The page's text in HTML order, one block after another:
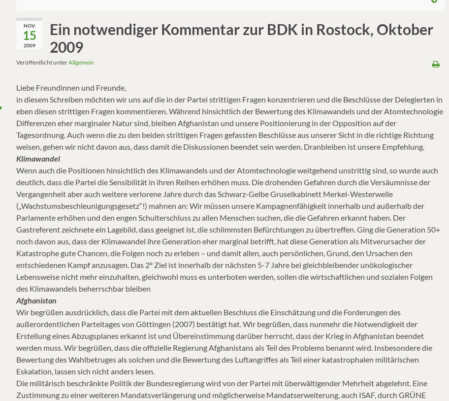
NOV.
15
2009
Ein notwendiger Kommentar zur BDK in Rostock, Oktober
2009
Veröffentlicht unterAllgemein
Liebe Freundinnen und Freunde,
in diesem Schreiben möchten wir uns auf die in der Partei strittigen Fragen konzentrieren und die Beschlüsse der Delegierten in
eben diesen strittigen Fragen kommentieren. Während hinsichtlich der Bewertung des Klimawandels und der Atomtechnologie
Differenzen eher marginaler Natur sind, bleiben Afghanistan und unsere Positionierung in der Opposition auf der
Tagesordnung. Auch wenn die zu den beiden strittigen Fragen gefassten Beschlüsse aus unserer Sicht in die richtige Richtung
weisen, gehen wir nicht davon aus, dass damit die Diskussionen beendet sein werden. Dranbleiben ist unsere Empfehlung.
Klimawandel
Wenn auch die Positionen hinsichtlich des Klimawandels und der Atomtechnologie weitgehend unstrittig sind, so wurde auch
deutlich, dass die Partei die Sensibilität in ihren Reihen erhöhen muss. Die drohenden Gefahren durch die Versäumnisse der
Vergangenheit aber auch weitere verlorene Jahre durch das Schwarz-Gelbe Gruselkabinett Merkel-Westerwelle
(„Wachstumsbeschleunigungsgesetz“!) mahnen an: Wir müssen unsere Kampagnenfähigkeit innerhalb und außerhalb der
Parlamente erhöhen und den engen Schulterschluss zu allen Menschen suchen, die die Gefahren erkannt haben. Der
Gastreferent zeichnete ein Lagebild, dass geeignet ist, die schlimmsten Befürchtungen zu übertreffen. Ging die Generation 50+
noch davon aus, dass der Klimawandel ihre Generation eher marginal betrifft, hat diese Generation als Mitverursacher der
Katastrophe gute Chancen, die Folgen noch zu erleben – und damit allen, auch persönlichen, Grund, den Ursachen den
entschiedenen Kampf anzusagen. Das 2º Ziel ist innerhalb der nächsten 5-7 Jahre bei gleichbleibender unökologischer
Lebensweise nicht mehr einzuhalten, gleichwohl muss es unterboten werden, sollen die wirtschaftlichen und sozialen Folgen
des Klimawandels beherrschbar bleiben
Afghanistan
Wir begrüßen ausdrücklich, dass die Partei mit dem aktuellen Beschluss die Einschätzung und die Forderungen des
außerordentlichen Parteitages von Göttingen (2007) bestätigt hat. Wir begrüßen, dass nunmehr die Notwendigkeit der
Erstellung eines Abzugsplanes erkannt ist und Übereinstimmung darüber herrscht, dass der Krieg in Afghanistan beendet
werden muss. Wir begrüßen, dass die offizielle Regierung Afghanistans als Teil des Problems benannt wird. Insbesondere die
Bewertung des Wahlbetruges als solchen und die Bewertung des Luftangriffes als Teil einer katastrophalen militärischen
Eskalation, lassen sich nicht anders lesen.
Die militärisch beschränkte Politik der Bundesregierung wird von der Partei mit überwältigender Mehrheit abgelehnt. Eine
Zustimmung zu einer weiteren Mandatsverlängerung und möglicherweise Mandatserweiterung, auch ISAF, durch GRÜNE